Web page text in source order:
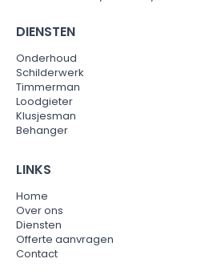
DIENSTEN
Onderhoud
Schilderwerk
Timmerman
Loodgieter
Klusjesman
Behanger
LINKS
Home
Over ons
Diensten
Offerte aanvragen
Contact